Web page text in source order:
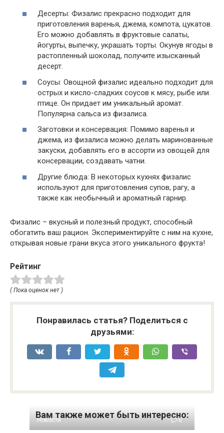
Десерты: Физалис прекрасно подходит для
приготовления варенья, джема, компота, цукатов.
Его можно добавлять в фруктовые салаты,
йогурты, выпечку, украшать торты. Окунув ягоды в
растопленный шоколад, получите изысканный
десерт.
Соусы: Овощной физалис идеально подходит для
острых и кисло-сладких соусов к мясу, рыбе или
птице. Он придает им уникальный аромат.
Популярна сальса из физалиса.
Заготовки и консервация: Помимо варенья и
джема, из физалиса можно делать маринованные
закуски, добавлять его в ассорти из овощей для
консервации, создавать чатни.
Другие блюда: В некоторых кухнях физалис
используют для приготовления супов, рагу, а
также как необычный и ароматный гарнир.
Физалис – вкусный и полезный продукт, способный
обогатить ваш рацион. Экспериментируйте с ним на кухне,
открывая новые грани вкуса этого уникального фрукта!
Рейтинг
( Пока оценок нет )
Понравилась статья? Поделиться с
друзьями:
Вам также может быть интересно:
Новости 0